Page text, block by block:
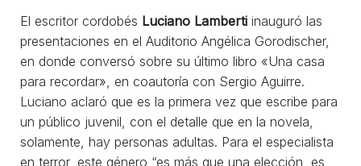
El escritor cordobés Luciano Lamberti inauguró las
presentaciones en el Auditorio Angélica Gorodischer,
en donde conversó sobre su último libro «Una casa
para recordar», en coautoría con Sergio Aguirre.
Luciano aclaró que es la primera vez que escribe para
un público juvenil, con el detalle que en la novela,
solamente, hay personas adultas. Para el especialista
en terror, este género “es más que una elección, es